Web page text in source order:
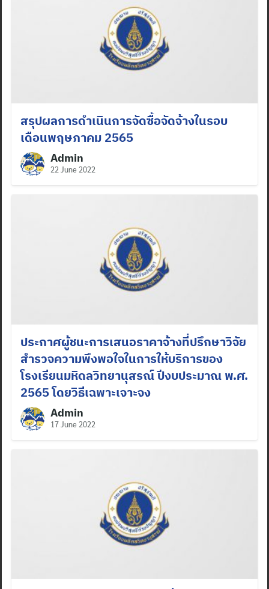
สรุปผลการดำเนินการจัดซื้อจัดจ้างในรอบ
เดือนพฤษภาคม 2565
Admin
22 June 2022
ประกาศผู้ชนะการเสนอราคาจ้างที่ปรึกษาวิจัย
สำรวจความพึงพอใจในการให้บริการของ
โรงเรียนมหิดลวิทยานุสรณ์ ปีงบประมาณ พ.ศ.
2565 โดยวิธีเฉพาะเจาะจง
Admin
17 June 2022